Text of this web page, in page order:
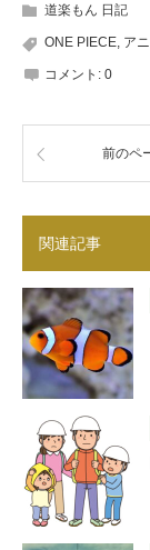
道楽もん 日記
ONE PIECE, ア
コメント: 0
前のペ
関連記事